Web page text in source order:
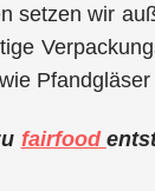
setzen wir
fairfood